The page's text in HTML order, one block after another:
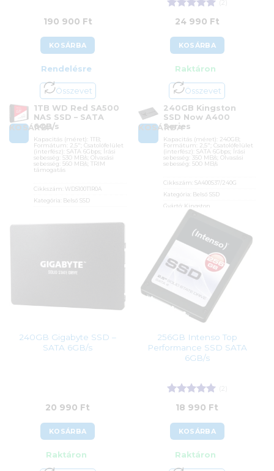
190 900 Ft
KOSÁRBA
Rendelésre
Összevet
KOSÁRBA
1TB WD Red SA500
NAS SSD – SATA
6GB/s
Kapacitás (méret): 1TB;
Formátum: 2,5″; Csatolófelület
(interfész): SATA 6Gbps; Írási
sebesség: 530 MB/s; Olvasási
sebesség: 560 MB/s; TRIM
támogatás
Cikkszám: WDS100T1R0A
Kategória: Belső SSD
Garanciaidő:36 hónap
190 900Ft
Értékelés: 5
/ 524 990 Ft
KOSÁRBA
Raktáron
Összevet
KOSÁRBA
240GB Kingston
SSD Now A400
Series
Kapacitás (méret): 240GB;
Formátum: 2,5″; Csatolófelület
(interfész): SATA 6Gbps; Írási
sebesség: 350 MB/s; Olvasási
sebesség: 500 MB/s
Cikkszám: SA400S37/240G
Kategória: Belső SSD
Gyártó: Kingston
Garanciaidő:
36 hónap
ÁFA:27%
Azonosító:
29188
24 990
240GB Gigabyte SSD –
SATA 6GB/s
20 990 Ft
KOSÁRBA
Raktáron
256GB Intenso Top
Performance SSD SATA
6GB/s
Értékelés:5
/ 518 990 Ft
KOSÁRBA
Raktáron